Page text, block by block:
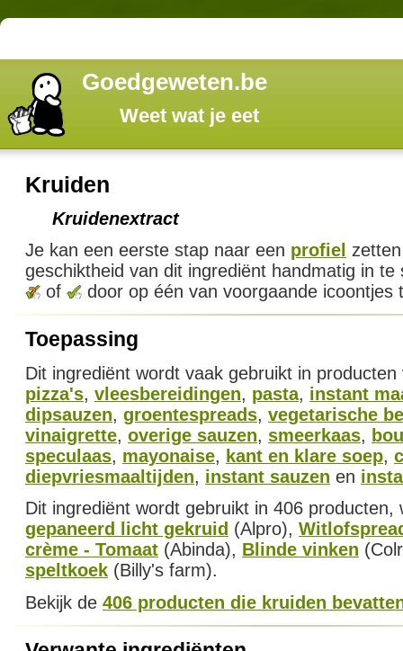
Goedgeweten.be
Weet wat je eet
Kruiden
Kruidenextract
Je kan een eerste stap naar een profiel
geschiktheid van dit ingrediënt handmatig in
of
door op één van voorgaande icoontjes
Toepassing
Dit ingrediënt wordt vaak gebruikt in
pizza's, vleesbereidingen, pasta, instant
dipsauzen, groentespreads, vegetarische
vinaigrette, overige sauzen, smeerkaas,
speculaas, mayonaise, kant en klare soep,
diepvriesmaaltijden, instant sauzen en
Dit ingrediënt wordt gebruikt in 406
gepaneerd licht gekruid (Alpro),
crème - Tomaat (Abinda), Blinde vinken
speltkoek (Billy's farm).
Bekijk de 406 producten die kruiden